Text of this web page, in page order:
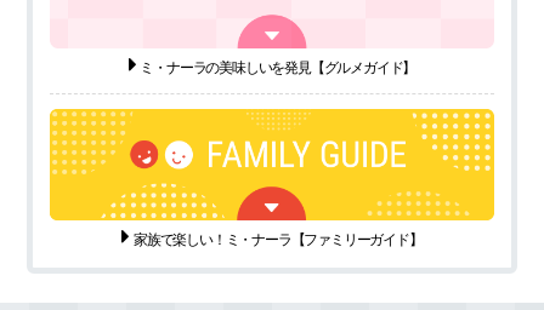
ミ・ナーラの美味しいを発見【グルメガイド】
家族で楽しい！ミ・ナーラ 【ファミリーガイド】